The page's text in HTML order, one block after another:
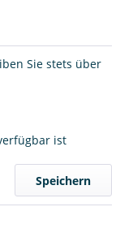
Sie stets über
ist
Speichern